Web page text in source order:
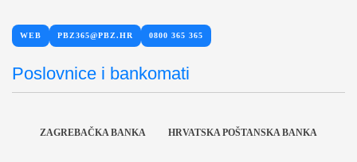
WEB PBZ365@PBZ.HR 0800 365 365
Poslovnice i bankomati
ZAGREBAČKA BANKA HRVATSKA POŠTANSKA BANKA